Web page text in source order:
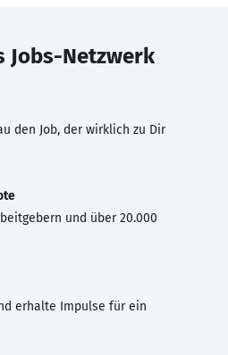
Jobs-Netzwerk
den Job, der wirklich zu Dir
und über 20.000
erhalte Impulse für ein